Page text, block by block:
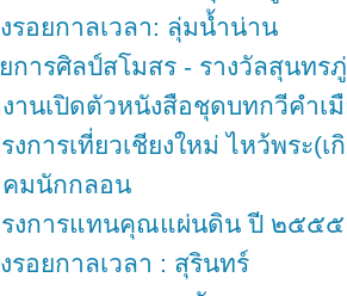
รอยกาลเวลา: ลุ่มน้ำน่าน
การศิลป์สโมสร - รางวัลสุนทร
านเปิดตัวหนังสือชุดบทกวีคำเ
งการเที่ยวเชียงใหม่ ไหว้พระ(
มนักกลอน
งการแทนคุณแผ่นดิน ปี ๒๕๕๕
รอยกาลเวลา : สุรินทร์